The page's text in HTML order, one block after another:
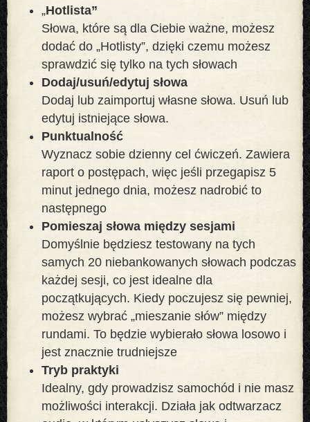
„Hotlista”
Słowa, które są dla Ciebie ważne, możesz
dodać do „Hotlisty”, dzięki czemu możesz
sprawdzić się tylko na tych słowach
Dodaj/usuń/edytuj słowa
Dodaj lub zaimportuj własne słowa. Usuń lub
edytuj istniejące słowa.
Punktualność
Wyznacz sobie dzienny cel ćwiczeń. Zawiera
raport o postępach, więc jeśli przegapisz 5
minut jednego dnia, możesz nadrobić to
następnego
Pomieszaj słowa między sesjami
Domyślnie będziesz testowany na tych
samych 20 niebankowanych słowach podczas
każdej sesji, co jest idealne dla
początkujących. Kiedy poczujesz się pewniej,
możesz wybrać „mieszanie słów” między
rundami. To będzie wybierało słowa losowo i
jest znacznie trudniejsze
Tryb praktyki
Idealny, gdy prowadzisz samochód i nie masz
możliwości interakcji. Działa jak odtwarzacz